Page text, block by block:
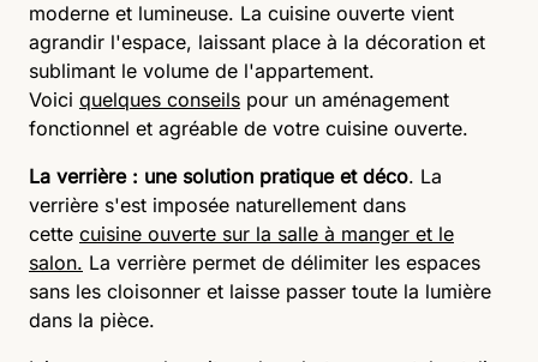
moderne et lumineuse. La cuisine ouverte vient
agrandir l'espace, laissant place à la décoration et
sublimant le volume de l'appartement.
Voici quelques conseils pour un aménagement
fonctionnel et agréable de votre cuisine ouverte.
La verrière : une solution pratique et déco. La
verrière s'est imposée naturellement dans
cette cuisine ouverte sur la salle à manger et le
salon. La verrière permet de délimiter les espaces
sans les cloisonner et laisse passer toute la lumière
dans la pièce.